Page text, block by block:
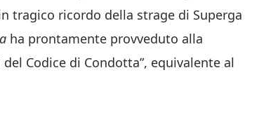
tragico ricordo della strage di Superga
ha prontamente provveduto alla
Codice di Condotta”, equivalente al